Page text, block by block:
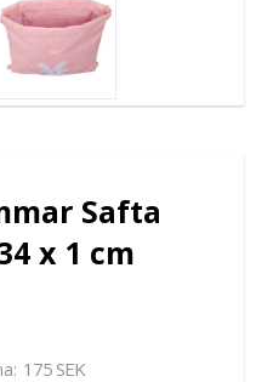
Safta
x 1 cm
175 SEK